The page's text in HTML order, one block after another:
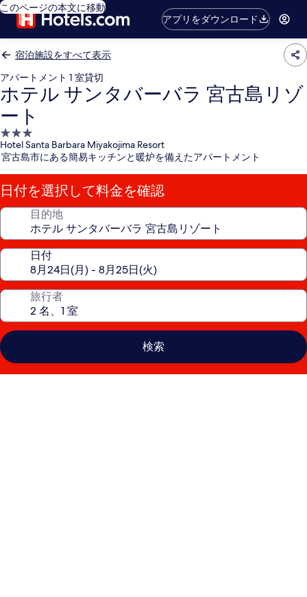
このページの本文に移動
アプリをダウンロード
宿泊施設をすべて表示
アパートメント 1 室貸切
ホテル サンタバーバラ 宮古島リゾ
ート
3.0
つ
星
宿
泊
施
Hotel Santa Barbara Miyakojima Resort
宮古島市にある簡易キッチンと暖炉を備えたアパートメント
日付を選択して料金を確認
目的地
日付
旅行者
検索